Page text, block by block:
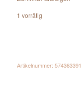
1 vorrätig
Artikelnummer: 574363391